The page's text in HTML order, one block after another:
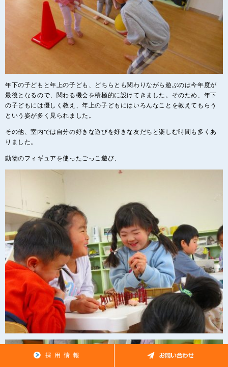
年下の子どもと年上の子ども、どちらとも関わりながら遊ぶのは今年度が
最後となるので、関わる機会を積極的に設けてきました。そのため、年下
の子どもには優しく教え、年上の子どもにはいろんなことを教えてもらう
という姿が多く見られました。
その他、室内では自分の好きな遊びを好きな友だちと楽しむ時間も多くあ
りました。
動物のフィギュアを使ったごっこ遊び、